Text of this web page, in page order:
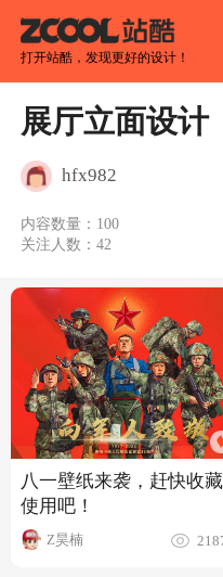
打开站酷，发现更好的设计！
展厅立面设计
hfx982
内容数量： 100
关注人数：42
八一壁纸来袭，赶快收藏
使用吧！
Z昊楠